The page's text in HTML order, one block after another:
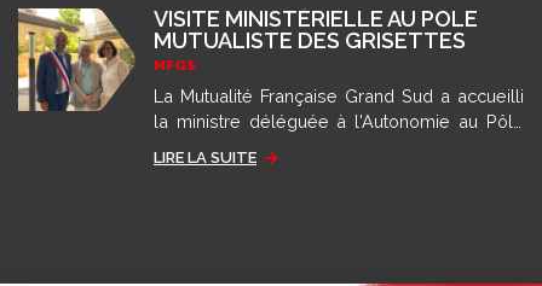
VISITE MINISTÉRIELLE AU PÔLE
MUTUALISTE DES GRISETTES
MFGS
La Mutualité Française Grand Sud a accueilli
la ministre déléguée à l'Autonomie au Pôle
d'accompagnement.
LIRE LA SUITE